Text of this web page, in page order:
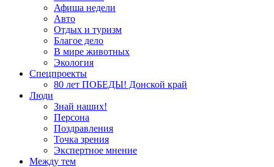
Афиша недели
Авто
Отдых и туризм
Благое дело
В мире животных
Экология
Спецпроекты
80 лет ПОБЕДЫ! Донской край
Люди
Знай наших!
Персона
Поздравления
Точка зрения
Экспертное мнение
Между тем